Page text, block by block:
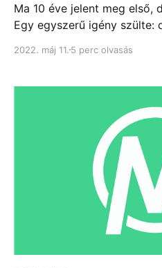
Ma 10 éve jelent meg első,
Egy egyszerű igény szülte:
percekig kelljen böngészni
2022. máj 11. 5 perc olvasás